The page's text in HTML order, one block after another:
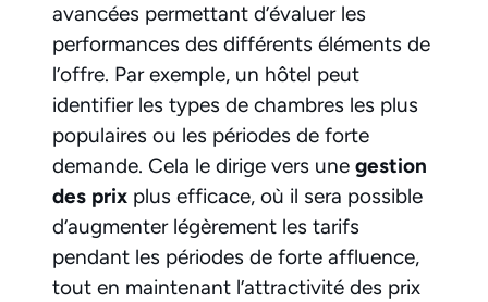
avancées permettant d’évaluer les
performances des différents éléments de
l’offre. Par exemple, un hôtel peut
identifier les types de chambres les plus
populaires ou les périodes de forte
demande. Cela le dirige vers une gestion
des prix plus efficace, où il sera possible
d’augmenter légèrement les tarifs
pendant les périodes de forte affluence,
tout en maintenant l’attractivité des prix